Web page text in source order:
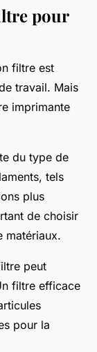
pour
filtre est
travail. Mais
imprimante
du type de
tels
plus
de choisir
matériaux.
peut
filtre efficace
pour la